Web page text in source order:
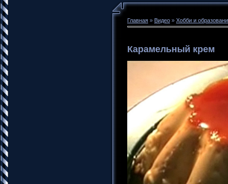
Главная » Видео » Хобби и
Карамельный крем